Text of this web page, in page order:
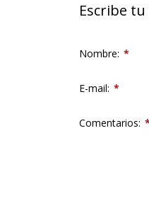
Escribe
Nombre: *
E-mail: *
Comentarios: *